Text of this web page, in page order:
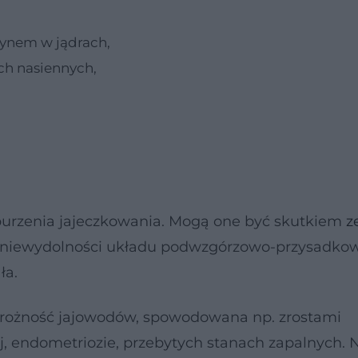
w jądrach,
nasiennych,
jajeczkowania. Mogą one być skutkiem
układu podwzgórzowo-
jajowodów, spowodowana np. zrostami
endometriozie, przebytych stanach zapalnych.